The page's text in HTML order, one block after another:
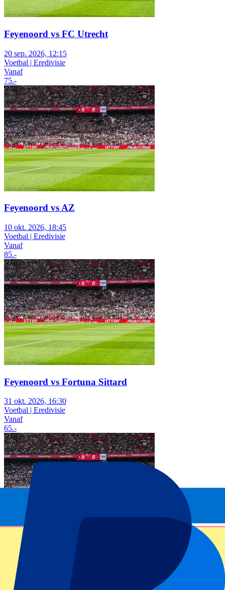
Feyenoord vs FC Utrecht
20 sep. 2026, 12:15
Voetbal | Eredivisie
Vanaf
75.-
Feyenoord vs AZ
10 okt. 2026, 18:45
Voetbal | Eredivisie
Vanaf
85.-
Feyenoord vs Fortuna Sittard
31 okt. 2026, 16:30
Voetbal | Eredivisie
Vanaf
65.-
Feyenoord vs Excelsior
22 nov. 2026, 15:00
Voetbal | Eredivisie